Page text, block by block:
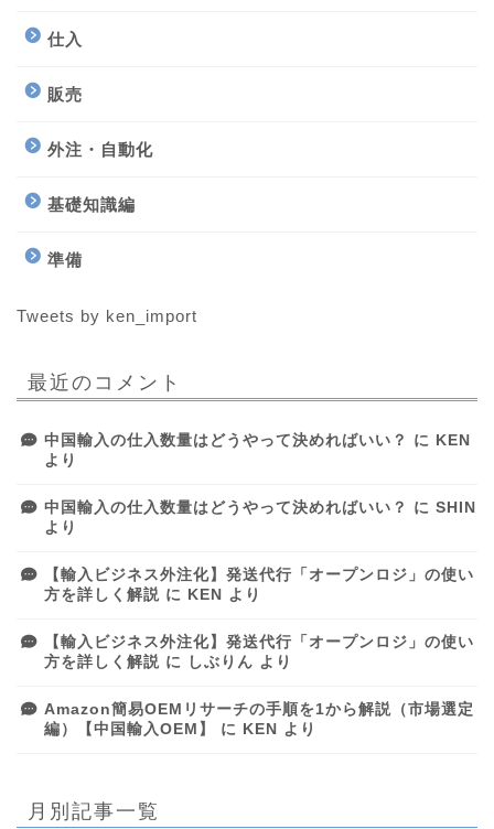
仕入
販売
外注・自動化
基礎知識編
準備
Tweets by ken_import
最近のコメント
中国輸入の仕入数量はどうやって決めればいい？ に KEN
より
中国輸入の仕入数量はどうやって決めればいい？ に SHIN
より
【輸入ビジネス外注化】発送代行「オープンロジ」の使い
方を詳しく解説 に KEN より
【輸入ビジネス外注化】発送代行「オープンロジ」の使い
方を詳しく解説 に しぶりん より
Amazon簡易OEMリサーチの手順を1から解説（市場選定
編）【中国輸入OEM】
に KEN より
月別記事一覧